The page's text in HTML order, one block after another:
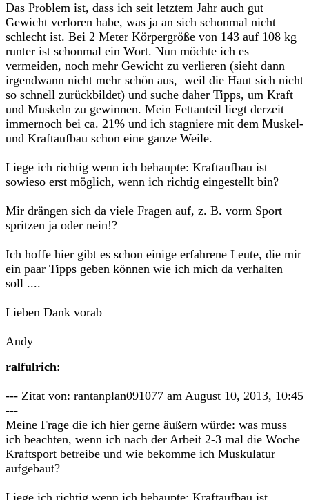
Das Problem ist, dass ich seit letztem Jahr auch gut
Gewicht verloren habe, was ja an sich schonmal nicht
schlecht ist. Bei 2 Meter Körpergröße von 143 auf 108 kg
runter ist schonmal ein Wort. Nun möchte ich es
vermeiden, noch mehr Gewicht zu verlieren (sieht dann
irgendwann nicht mehr schön aus, weil die Haut sich nicht
so schnell zurückbildet) und suche daher Tipps, um Kraft
und Muskeln zu gewinnen. Mein Fettanteil liegt derzeit
immernoch bei ca. 21% und ich stagniere mit dem Muskel-
und Kraftaufbau schon eine ganze Weile.
Liege ich richtig wenn ich behaupte: Kraftaufbau ist
sowieso erst möglich, wenn ich richtig eingestellt bin?
Mir drängen sich da viele Fragen auf, z. B. vorm Sport
spritzen ja oder nein!?
Ich hoffe hier gibt es schon einige erfahrene Leute, die mir
ein paar Tipps geben können wie ich mich da verhalten
soll ....
Lieben Dank vorab
Andy
ralfulrich:
--- Zitat von: rantanplan091077 am August 10, 2013, 10:45
---
Meine Frage die ich hier gerne äußern würde: was muss
ich beachten, wenn ich nach der Arbeit 2-3 mal die Woche
Kraftsport betreibe und wie bekomme ich Muskulatur
aufgebaut?
Liege ich richtig wenn ich behaupte: Kraftaufbau ist